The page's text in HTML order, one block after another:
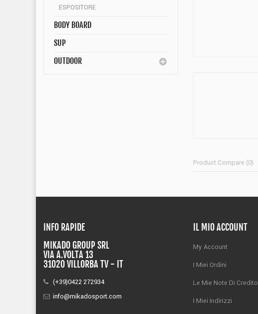
ESPOSITORE
BODY BOARD
SUP
OUTDOOR
Product Compare (0)
INFO RAPIDE
MIKADO GROUP SRL
VIA A.VOLTA 13
31020 VILLORBA TV - IT
(+39)0422 272934
info@mikadosport.com
IL MIO ACCOUNT
My Account
I Miei Ordini
Le Mie Note Di Credito
I Miei Indirizzi